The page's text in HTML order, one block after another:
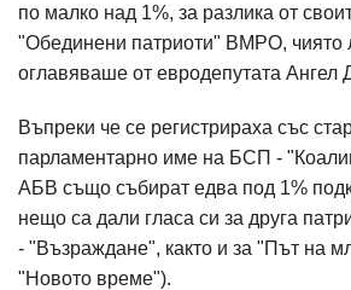
по малко над 1%, за разлика от
"Обединени патриоти" ВМРО, чиято
оглавяваше от евродепутата Ангел
Въпреки че се регистрираха със
парламентарно име на БСП -
АБВ също събират едва под 1%
нещо са дали гласа си за друга
- "Възраждане", както и за "Път на
"Новото време").